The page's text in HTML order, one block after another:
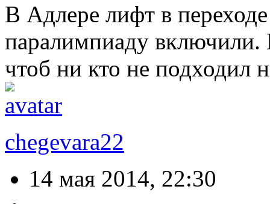
В Адлере лифт в
паралимпиаду
чтоб ни кто не подходил
chegevara22
14 мая 2014, 22:30